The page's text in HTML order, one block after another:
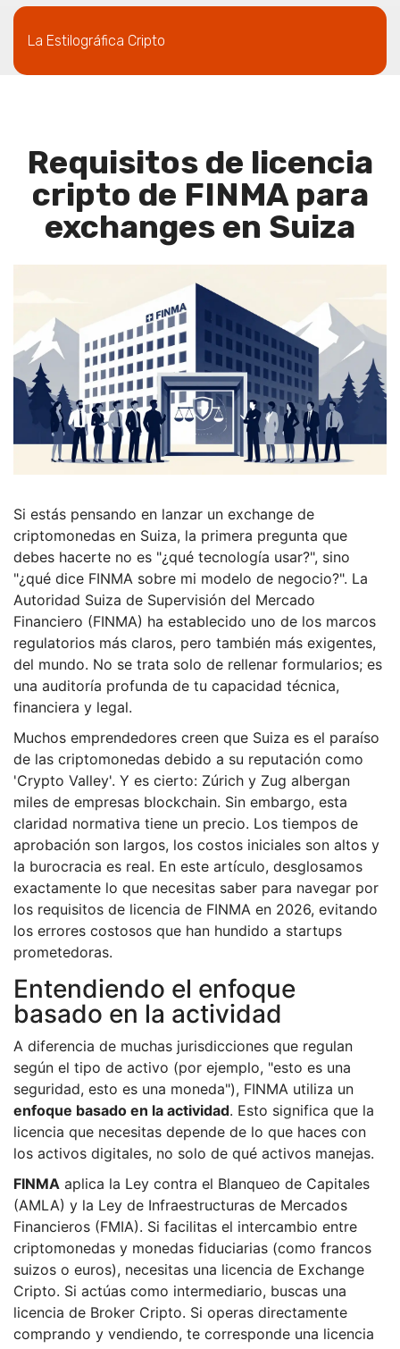
La Estilográfica Cripto
Requisitos de licencia
cripto de FINMA para
exchanges en Suiza
Si estás pensando en lanzar un exchange de
criptomonedas en Suiza, la primera pregunta que
debes hacerte no es "¿qué tecnología usar?", sino
"¿qué dice FINMA sobre mi modelo de negocio?". La
Autoridad Suiza de Supervisión del Mercado
Financiero (FINMA) ha establecido uno de los marcos
regulatorios más claros, pero también más exigentes,
del mundo. No se trata solo de rellenar formularios; es
una auditoría profunda de tu capacidad técnica,
financiera y legal.
Muchos emprendedores creen que Suiza es el paraíso
de las criptomonedas debido a su reputación como
'Crypto Valley'. Y es cierto: Zúrich y Zug albergan
miles de empresas blockchain. Sin embargo, esta
claridad normativa tiene un precio. Los tiempos de
aprobación son largos, los costos iniciales son altos y
la burocracia es real. En este artículo, desglosamos
exactamente lo que necesitas saber para navegar por
los requisitos de licencia de FINMA en 2026, evitando
los errores costosos que han hundido a startups
prometedoras.
Entendiendo el enfoque
basado en la actividad
A diferencia de muchas jurisdicciones que regulan
según el tipo de activo (por ejemplo, "esto es una
seguridad, esto es una moneda"), FINMA utiliza un
enfoque basado en la actividad. Esto significa que la
licencia que necesitas depende de lo que haces con
los activos digitales, no solo de qué activos manejas.
FINMA aplica la Ley contra el Blanqueo de Capitales
(AMLA) y la Ley de Infraestructuras de Mercados
Financieros (FMIA). Si facilitas el intercambio entre
criptomonedas y monedas fiduciarias (como francos
suizos o euros), necesitas una licencia de Exchange
Cripto. Si actúas como intermediario, buscas una
licencia de Broker Cripto. Si operas directamente
comprando y vendiendo, te corresponde una licencia